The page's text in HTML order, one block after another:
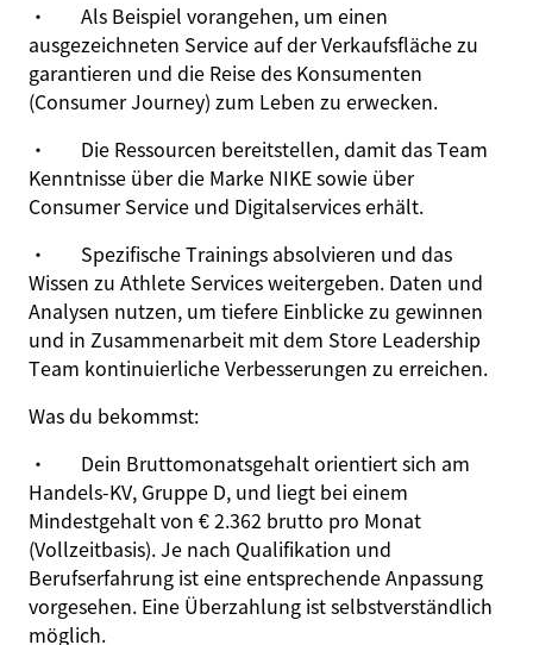
· Als Beispiel vorangehen, um einen
ausgezeichneten Service auf der Verkaufsfläche zu
garantieren und die Reise des Konsumenten
(Consumer Journey) zum Leben zu erwecken.
· Die Ressourcen bereitstellen, damit das Team
Kenntnisse über die Marke NIKE sowie über
Consumer Service und Digitalservices erhält.
· Spezifische Trainings absolvieren und das
Wissen zu Athlete Services weitergeben. Daten und
Analysen nutzen, um tiefere Einblicke zu gewinnen
und in Zusammenarbeit mit dem Store Leadership
Team kontinuierliche Verbesserungen zu erreichen.
Was du bekommst:
· Dein Bruttomonatsgehalt orientiert sich am
Handels-KV, Gruppe D, und liegt bei einem
Mindestgehalt von € 2.362 brutto pro Monat
(Vollzeitbasis). Je nach Qualifikation und
Berufserfahrung ist eine entsprechende Anpassung
vorgesehen. Eine Überzahlung ist selbstverständlich
möglich.